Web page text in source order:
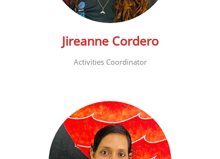
Jireanne Cordero
Activities Coordinator